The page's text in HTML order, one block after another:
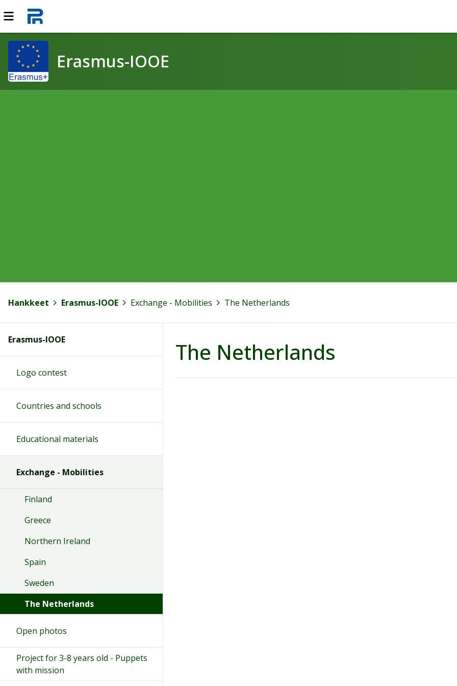
Erasmus-IOOE
Hankkeet Erasmus-IOOE Exchange - Mobilities The Netherlands
The Netherlands
Erasmus-IOOE
Logo contest
Countries and schools
Educational materials
Exchange - Mobilities
Finland
Greece
Northern Ireland
Spain
Sweden
The Netherlands
Open photos
Project for 3-8 years old - Puppets
with mission